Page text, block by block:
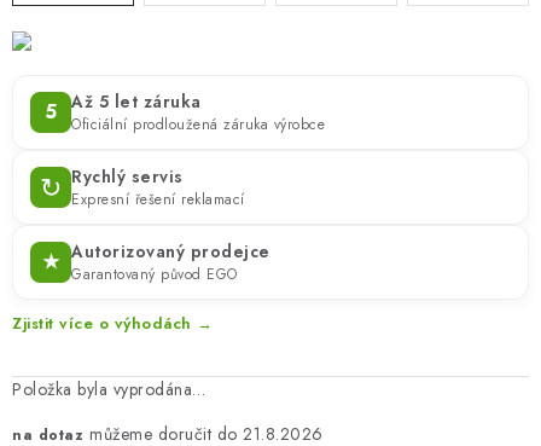
5 Až 5 let záruka
Oficiální prodloužená záruka výrobce
↻ Rychlý servis
Expresní řešení reklamací
★ Autorizovaný prodejce
Garantovaný původ EGO
Zjistit více o výhodách →
Položka byla vyprodána…
na dotaz
21.8.2026